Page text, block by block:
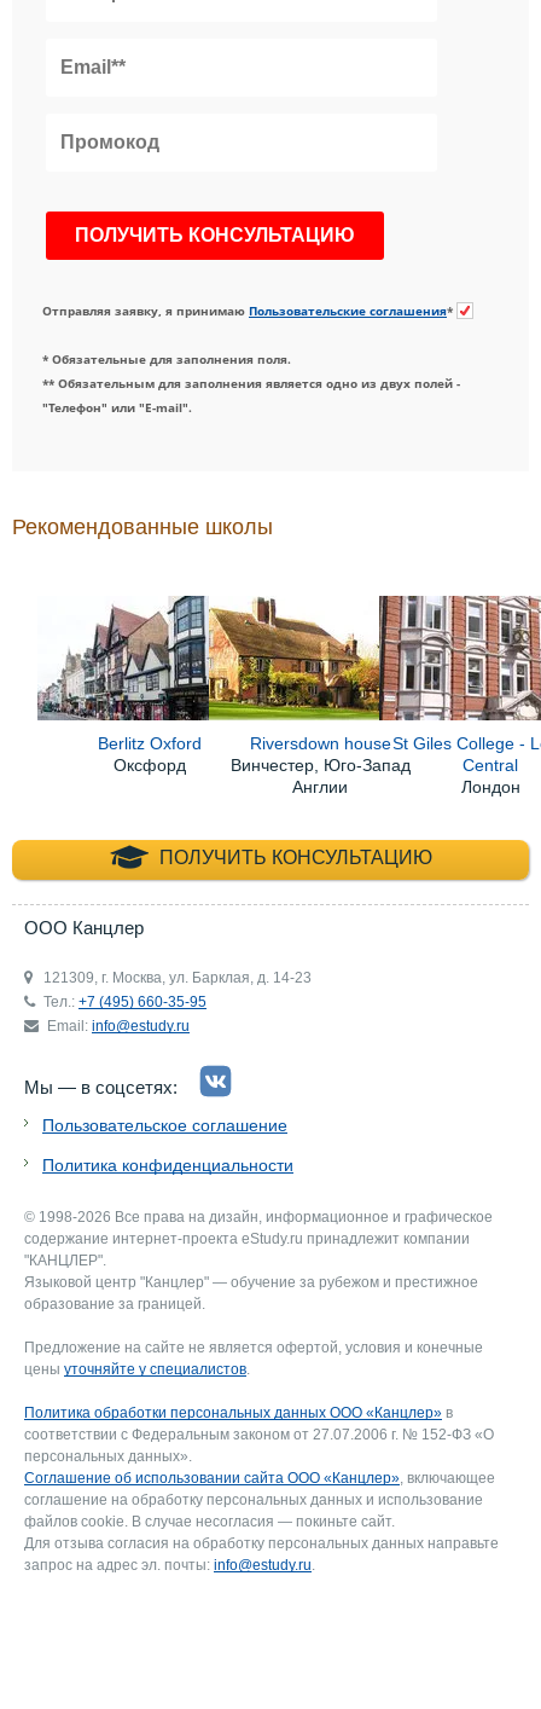
Отправляя заявку, я принимаю Пользовательские соглашения*
* Обязательные для заполнения поля.
** Обязательным для заполнения является одно из двух полей -
"Телефон" или "E-mail".
Рекомендованные школы
Berlitz Oxford
Оксфорд
Riversdown house
Винчестер, Юго-Запад
Англии
St Giles College -
Central
Лондон
ПОЛУЧИТЬ КОНСУЛЬТАЦИЮ
+7 (495) 660-35-
ООО Канцлер
121309, г. Москва, ул. Барклая, д. 14-23
Тел.: +7 (495) 660-35-95
Email: info@estudy.ru
Мы — в соцсетях:
Пользовательское соглашение
Политика конфиденциальности
© 1998-2026 Все права на дизайн, информационное и графическое
содержание интернет-проекта eStudy.ru принадлежит компании
"КАНЦЛЕР".
Языковой центр "Канцлер" — обучение за рубежом и престижное
образование за границей.
Предложение на сайте не является офертой, условия и конечные
цены уточняйте у специалистов.
Политика обработки персональных данных ООО «Канцлер» в
соответствии с Федеральным законом от 27.07.2006 г. № 152-ФЗ «О
персональных данных».
Соглашение об использовании сайта ООО «Канцлер», включающее
соглашение на обработку персональных данных и использование
файлов cookie. В случае несогласия — покиньте сайт.
Для отзыва согласия на обработку персональных данных направьте
запрос на адрес эл. почты: info@estudy.ru.